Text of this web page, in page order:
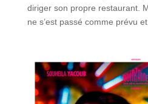
diriger son propre restaurant.
ne s’est passé comme prévu